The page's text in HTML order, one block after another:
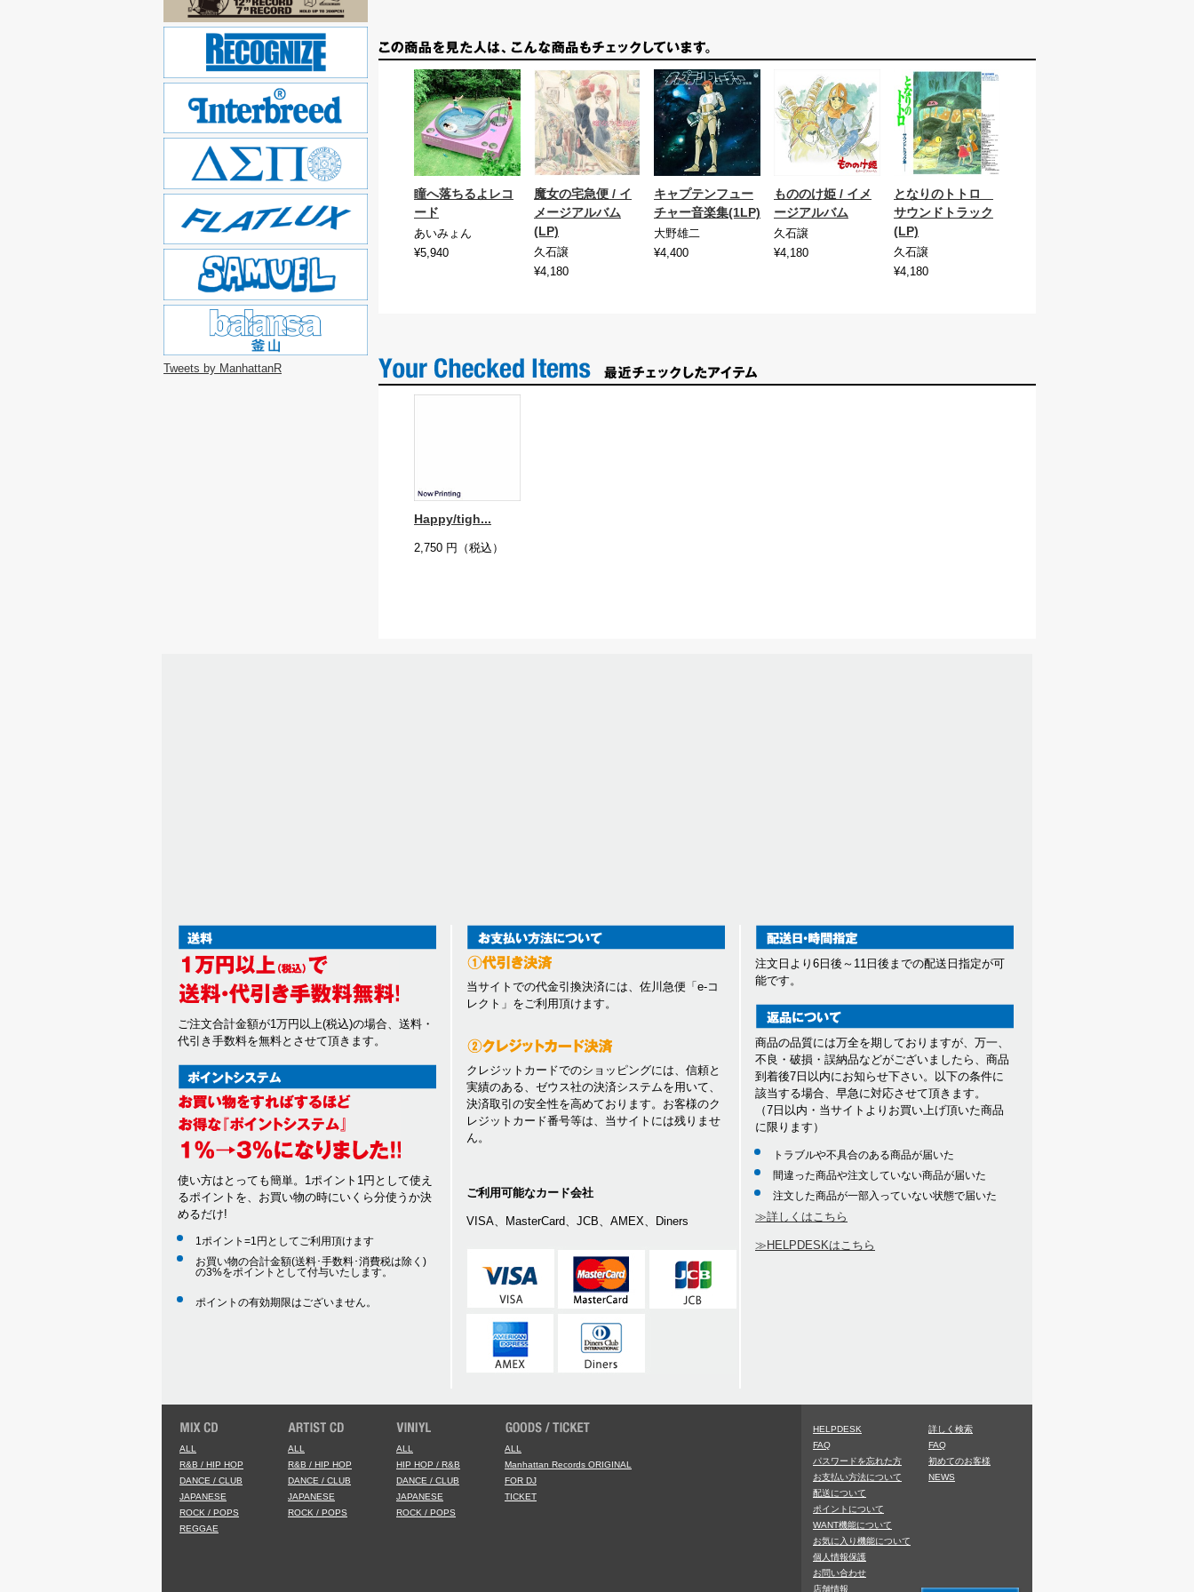
Tweets by ManhattanR
瞳へ落ちるよレコ
ード
あいみょん
¥5,940
魔女の宅急便 / イ
メージアルバム
(LP)
久石譲
¥4,180
キャプテンフュー
チャー音楽集(1LP)
大野雄二
¥4,400
もののけ姫 / イメ
ージアルバム
久石譲
¥4,180
となりのトトロ
サウンドトラック
(LP)
久石譲
¥4,180
Happy/tigh...
2,750 円（税込）
ご注文合計金額が1万円以上(税込)の場合、送料・
代引き手数料を無料とさせて頂きます。
使い方はとっても簡単。1ポイント1円として使え
るポイントを、お買い物の時にいくら分使うか決
めるだけ!
1ポイント=1円としてご利用頂けます
お買い物の合計金額(送料･手数料･消費税は除く)
の3%をポイントとして付与いたします。
ポイントの有効期限はございません。
当サイトでの代金引換決済には、佐川急便「e-コ
レクト」をご利用頂けます。
クレジットカードでのショッピングには、信頼と
実績のある、ゼウス社の決済システムを用いて、
決済取引の安全性を高めております。お客様のク
レジットカード番号等は、当サイトには残りませ
ん。
ご利用可能なカード会社
VISA、MasterCard、JCB、AMEX、Diners
注文日より6日後～11日後までの配送日指定が可
能です。
商品の品質には万全を期しておりますが、万一、
不良・破損・誤納品などがございましたら、商品
到着後7日以内にお知らせ下さい。以下の条件に
該当する場合、早急に対応させて頂きます。
（7日以内・当サイトよりお買い上げ頂いた商品
に限ります）
トラブルや不具合のある商品が届いた
間違った商品や注文していない商品が届いた
注文した商品が一部入っていない状態で届いた
≫詳しくはこちら
≫HELPDESKはこちら
ALL
R&B / HIP HOP
DANCE / CLUB
JAPANESE
ROCK / POPS
REGGAE
ALL
R&B / HIP HOP
DANCE / CLUB
JAPANESE
ROCK / POPS
ALL
HIP HOP / R&B
DANCE / CLUB
JAPANESE
ROCK / POPS
ALL
Manhattan Records ORIGINAL
FOR DJ
TICKET
HELPDESK
FAQ
パスワードを忘れた方
お支払い方法について
配送について
ポイントについて
WANT機能について
お気に入り機能について
個人情報保護
お問い合わせ
店舗情報
詳しく検索
FAQ
初めてのお客様
NEWS